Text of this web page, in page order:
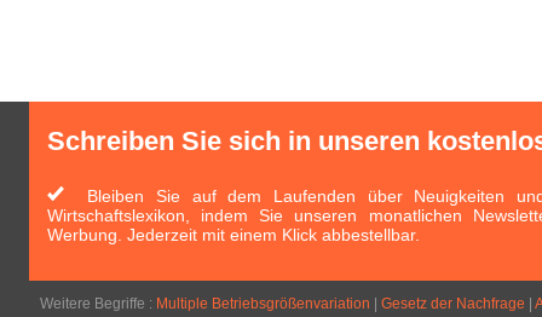
Schreiben Sie sich in unseren
Bleiben Sie auf dem Laufenden über Neuigkeiten
Wirtschaftslexikon, indem Sie unseren monatlichen
Werbung. Jederzeit mit einem Klick abbestellbar.
Weitere Begriffe : Multiple Betriebsgrößenvariation Gesetz der Nachfrage